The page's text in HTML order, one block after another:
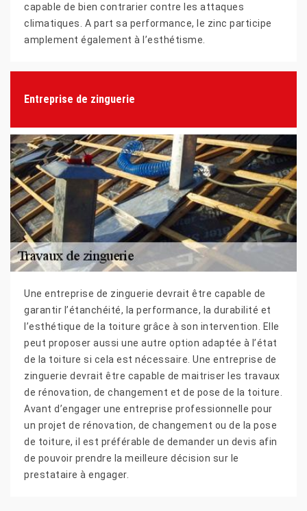
capable de bien contrarier contre les attaques
climatiques. A part sa performance, le zinc participe
amplement également à l’esthétisme.
Entreprise de zinguerie
Une entreprise de zinguerie devrait être capable de
garantir l’étanchéité, la performance, la durabilité et
l’esthétique de la toiture grâce à son intervention. Elle
peut proposer aussi une autre option adaptée à l’état
de la toiture si cela est nécessaire. Une entreprise de
zinguerie devrait être capable de maitriser les travaux
de rénovation, de changement et de pose de la toiture.
Avant d’engager une entreprise professionnelle pour
un projet de rénovation, de changement ou de la pose
de toiture, il est préférable de demander un devis afin
de pouvoir prendre la meilleure décision sur le
prestataire à engager.